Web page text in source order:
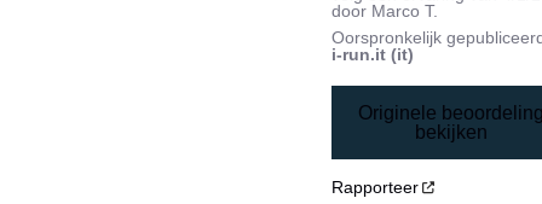
door Marco T.
Oorspronkelijk
i-run.it (it)
Originele
bekijken
Rapporteer